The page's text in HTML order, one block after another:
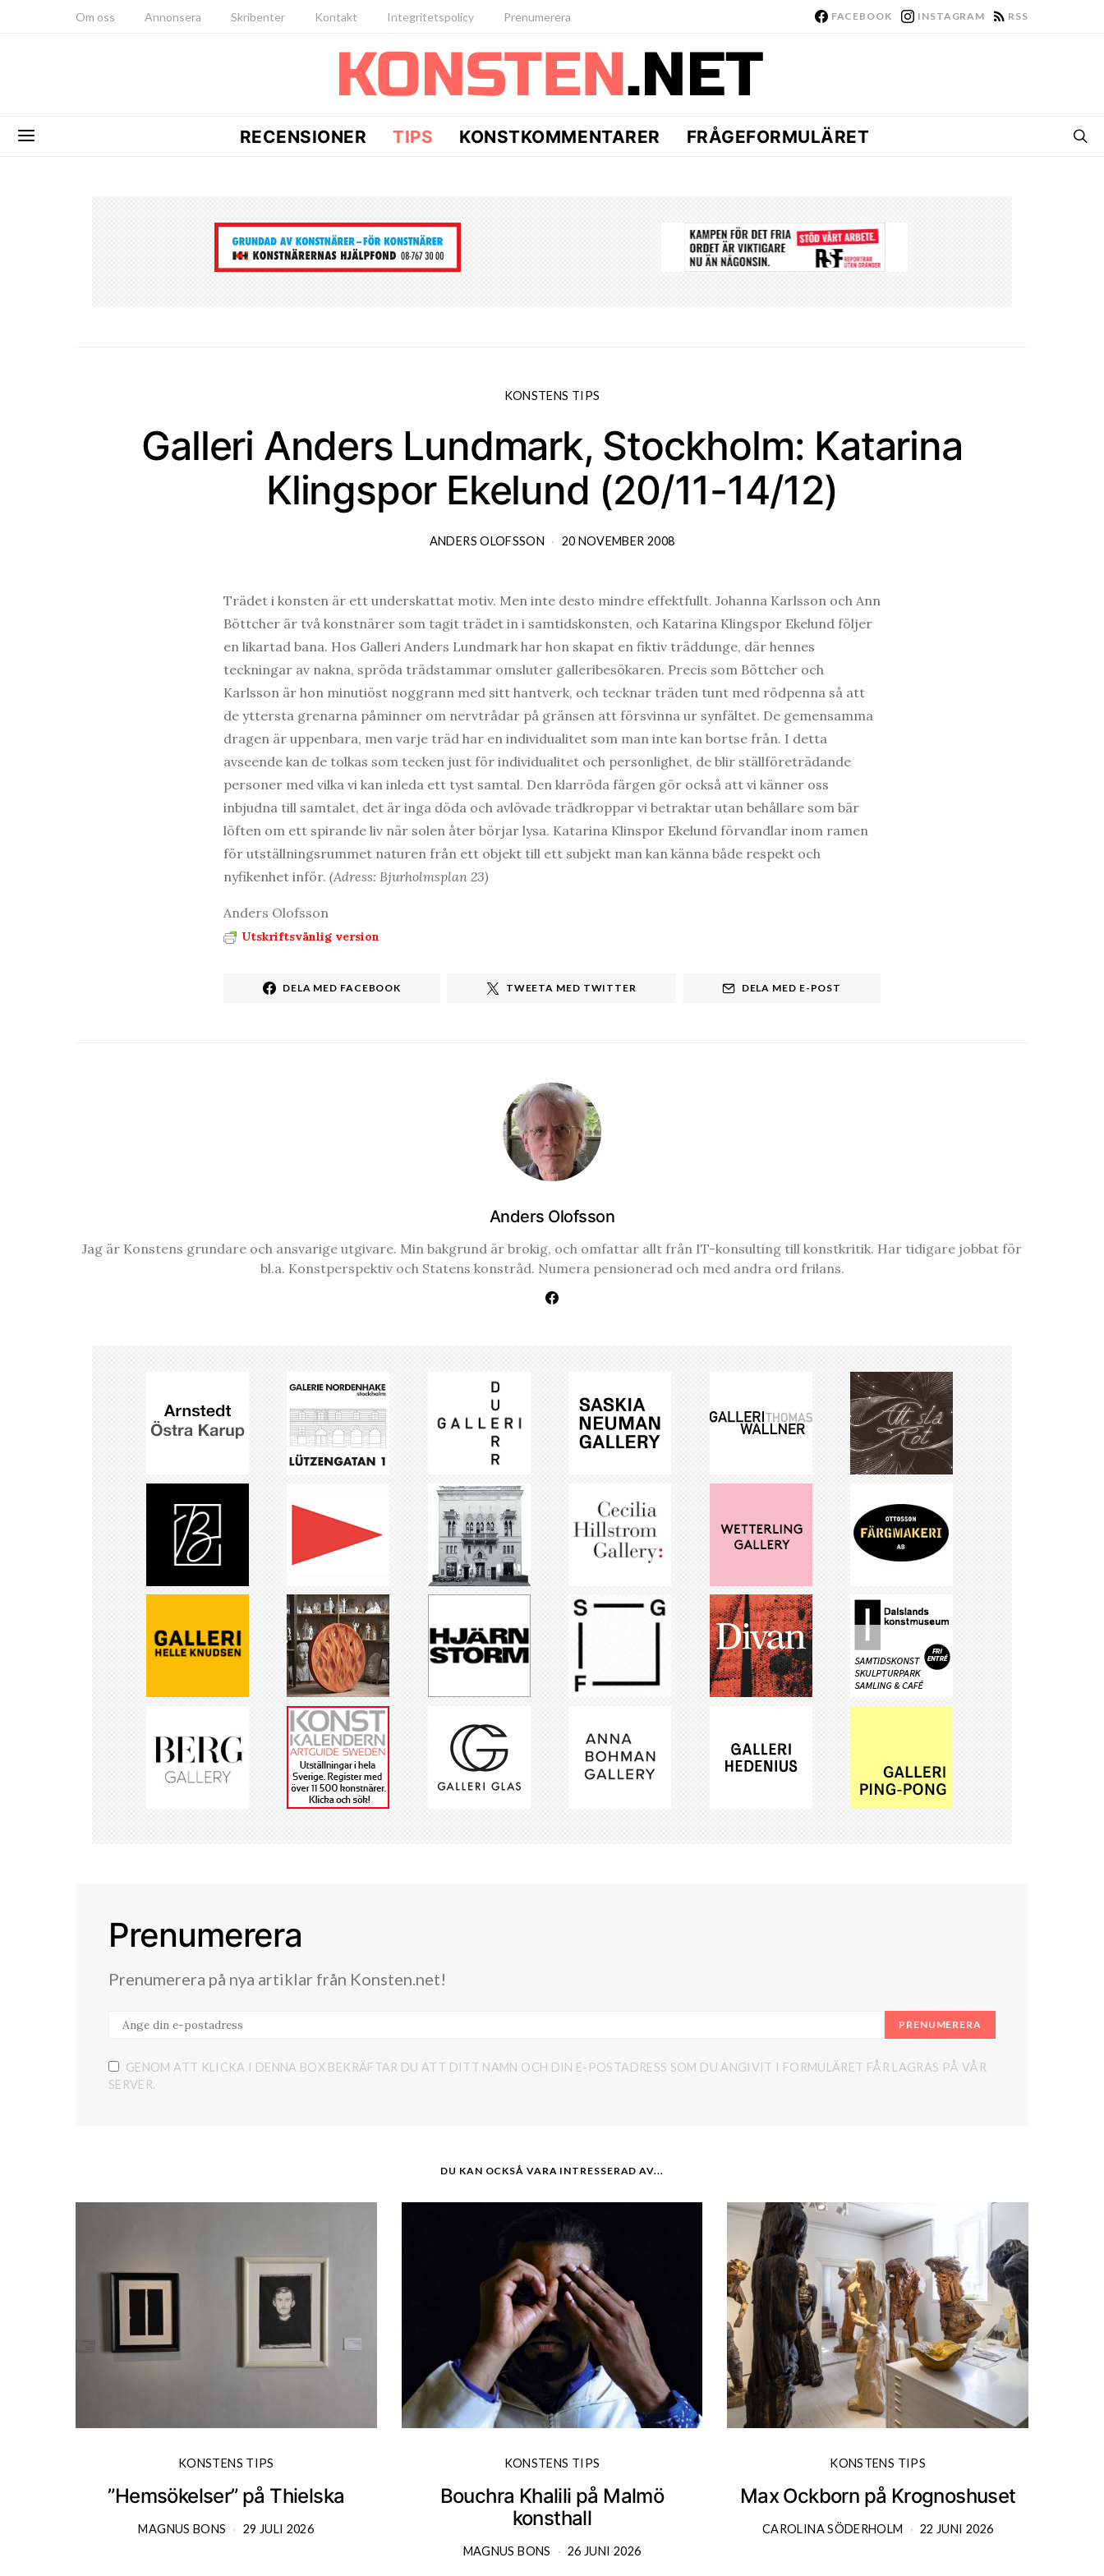
Om oss Annonsera Skribenter Kontakt Integritetspolicy Prenumerera FACEBOOK INSTAGRAM RSS
RECENSIONER TIPS KONSTKOMMENTARER FRÅGEFORMULÄRET
KONSTENS TIPS
Galleri Anders Lundmark, Stockholm: Katarina
Klingspor Ekelund (20/11-14/12)
ANDERS OLOFSSON 20 NOVEMBER 2008
Trädet i konsten är ett underskattat motiv. Men inte desto mindre effektfullt. Johanna Karlsson och Ann
Böttcher är två konstnärer som tagit trädet in i samtidskonsten, och Katarina Klingspor Ekelund följer
en likartad bana. Hos Galleri Anders Lundmark har hon skapat en fiktiv träddunge, där hennes
teckningar av nakna, spröda trädstammar omsluter galleribesökaren. Precis som Böttcher och
Karlsson är hon minutiöst noggrann med sitt hantverk, och tecknar träden tunt med rödpenna så att
de yttersta grenarna påminner om nervtrådar på gränsen att försvinna ur synfältet. De gemensamma
dragen är uppenbara, men varje träd har en individualitet som man inte kan bortse från. I detta
avseende kan de tolkas som tecken just för individualitet och personlighet, de blir ställföreträdande
personer med vilka vi kan inleda ett tyst samtal. Den klarröda färgen gör också att vi känner oss
inbjudna till samtalet, det är inga döda och avlövade trädkroppar vi betraktar utan behållare som bär
löften om ett spirande liv när solen åter börjar lysa. Katarina Klinspor Ekelund förvandlar inom ramen
för utställningsrummet naturen från ett objekt till ett subjekt man kan känna både respekt och
nyfikenhet inför. (Adress: Bjurholmsplan 23)
Anders Olofsson
Utskriftsvänlig version
DELA MED FACEBOOK TWEETA MED TWITTER DELA MED E-POST
Anders Olofsson
Jag är Konstens grundare och ansvarige utgivare. Min bakgrund är brokig, och omfattar allt från IT-konsulting till konstkritik. Har tidigare jobbat för
bl.a. Konstperspektiv och Statens konstråd. Numera pensionerad och med andra ord frilans.
Prenumerera
Prenumerera på nya artiklar från Konsten.net!
PRENUMERERA
GENOM ATT KLICKA I DENNA BOX BEKRÄFTAR DU ATT DITT NAMN OCH DIN E-POSTADRESS SOM DU ANGIVIT I FORMULÄRET FÅR LAGRAS PÅ VÅR
SERVER.
DU KAN OCKSÅ VARA INTRESSERAD AV...
KONSTENS TIPS
”Hemsökelser” på Thielska
MAGNUS BONS 29 JULI 2026
KONSTENS TIPS
Bouchra Khalili på Malmö
konsthall
MAGNUS BONS 26 JUNI 2026
KONSTENS TIPS
Max Ockborn på Krognoshuset
CAROLINA SÖDERHOLM 22 JUNI 2026